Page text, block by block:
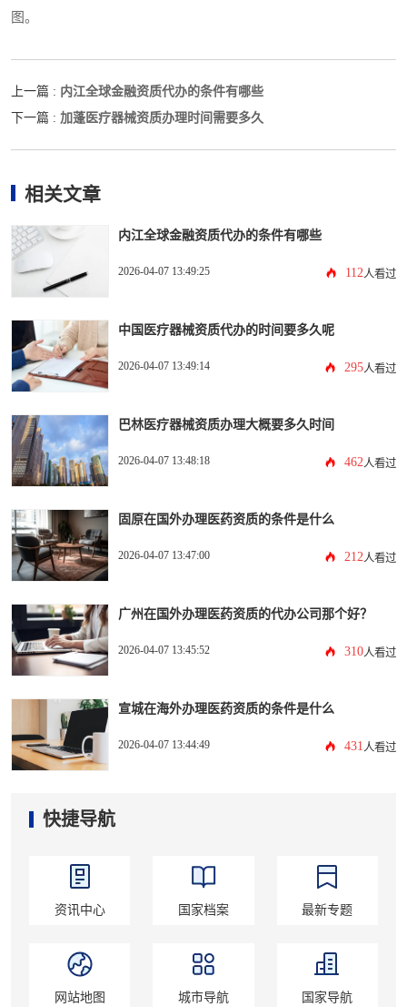
图。
上一篇 : 内江全球金融资质代办的条件有哪些
下一篇 : 加蓬医疗器械资质办理时间需要多久
相关文章
内江全球金融资质代办的条件有哪些
2026-04-07 13:49:25 112 人看过
中国医疗器械资质代办的时间要多久呢
2026-04-07 13:49:14 295人看过
巴林医疗器械资质办理大概要多久时间
2026-04-07 13:48:18 462 人看过
固原在国外办理医药资质的条件是什么
2026-04-07 13:47:00 212 人看过
广州在国外办理医药资质的代办公司那个好？
2026-04-07 13:45:52 310人看过
宣城在海外办理医药资质的条件是什么
2026-04-07 13:44:49 431 人看过
快捷导航
资讯中心 国家档案 最新专题
网站地图 城市导航 国家导航